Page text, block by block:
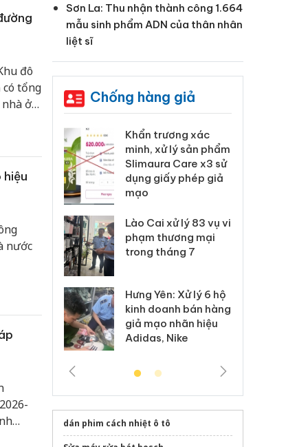
đô
tổng
ở
nước
Sơn La: Thu nhận thành công 1.664
mẫu sinh phẩm ADN của thân nhân
liệt sĩ
Chống hàng giả
trường
Hóa
trong vụ
buôn
án buôn
Khẩn trương xác
minh, xử lý sản phẩm
Slimaura Care x3 sử
dụng giấy phép giả
mạo
Lào Cai xử lý 83 vụ vi
phạm thương mại
trong tháng 7
Hưng Yên: Xử lý 6 hộ
kinh doanh bán hàng
giả mạo nhãn hiệu
Adidas, Nike
dán phim cách nhiệt ô tô